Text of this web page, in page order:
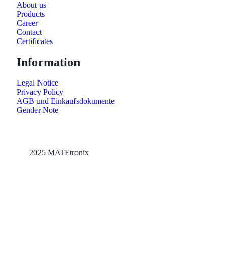
About us
Products
Career
Contact
Certificates
Information
Legal Notice
Privacy Policy
AGB und Einkaufsdokumente
Gender Note
2025 MATEtronix